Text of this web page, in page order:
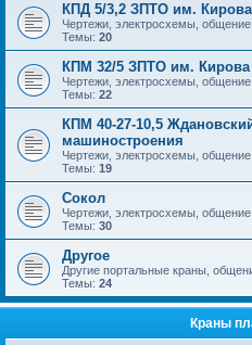
КПД 5/3,2 ЗПТО им. Кирова
Чертежи, электросхемы,
Темы: 20
КПМ 32/5 ЗПТО им. Кирова
Чертежи, электросхемы,
Темы: 22
КПМ 40-27-10,5
машиностроения
Чертежи, электросхемы,
Темы: 19
Сокол
Чертежи, электросхемы,
Темы: 30
Другое
Другие портальные краны,
Темы: 24
Краны